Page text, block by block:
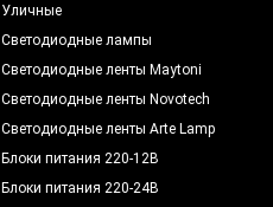
Уличные
Светодиодные лампы
Светодиодные ленты Maytoni
Светодиодные ленты Novotech
Светодиодные ленты Arte Lamp
Блоки питания 220-12В
Блоки питания 220-24В